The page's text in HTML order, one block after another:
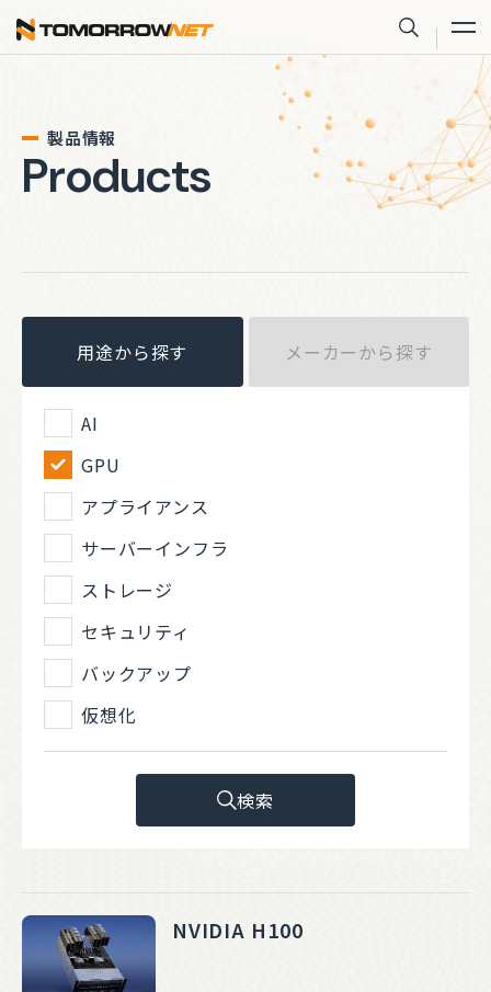
株式会社トゥモロー・ネット
サイト内
製品情報
Products
用途から探す メーカーから探す
AI
GPU
アプライアンス
サーバーインフラ
ストレージ
セキュリティ
バックアップ
仮想化
検索
NVIDIA H100